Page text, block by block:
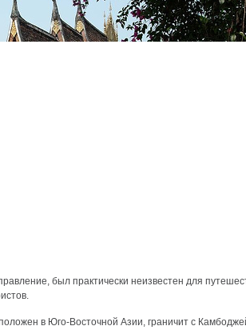
был практически неизвестен для
в Юго-Восточной Азии, граничит с